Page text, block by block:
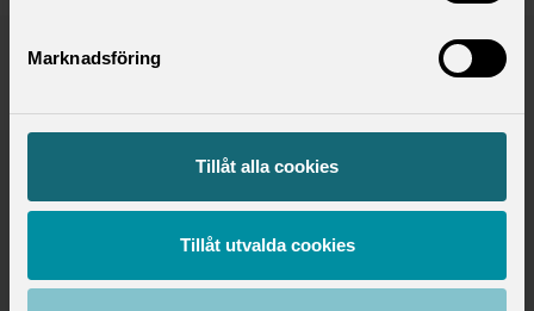
Marknadsföring
Tillåt alla cookies
Tillåt utvalda cookies
Publicerad:2024-08-22
Saco samlar 21 svenska
akademikerförbund